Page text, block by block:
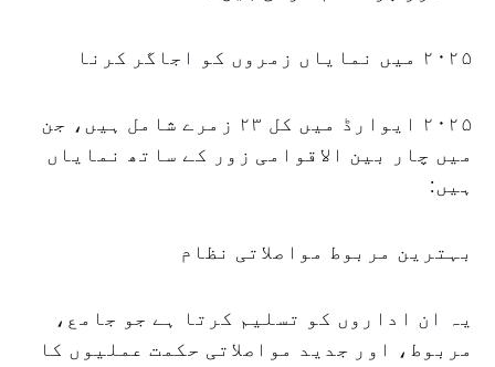
۲۰۲۵ میں نمایاں زمروں کو اجاگر کرنا
۲۰۲۵ ایوارڈ میں کل ۲۳ زمرے شامل ہیں، جن
میں چار بین الاقوامی زور کے ساتھ نمایاں
ہیں:
بہترین مربوط مواصلاتی نظام
یہ ان اداروں کو تسلیم کرتا ہے جو جامع،
مربوط، اور جدید مواصلاتی حکمت عملیوں کا